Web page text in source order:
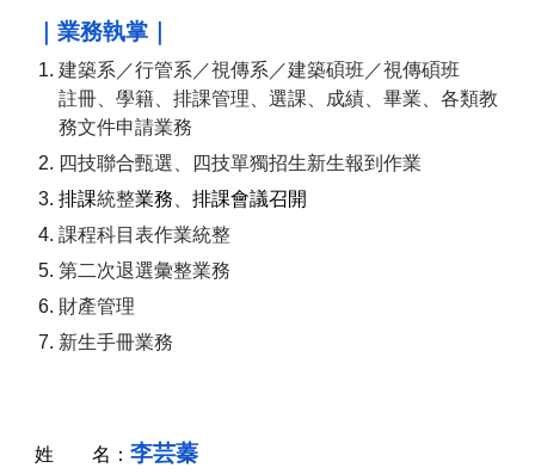
｜業務執掌｜
建築系／行管系／視傳系 ／建築碩班／視傳碩班
註冊、學籍、排課管理、選課、成績、畢業、各類教
務文件申請業務
四技聯合甄選、四技單獨招生新生報到作業
排課統整業務 、排課會議召開
課程科目表作業統整
第二次退選彙整業務
財產管理
新生手冊業務
姓 名：李芸蓁